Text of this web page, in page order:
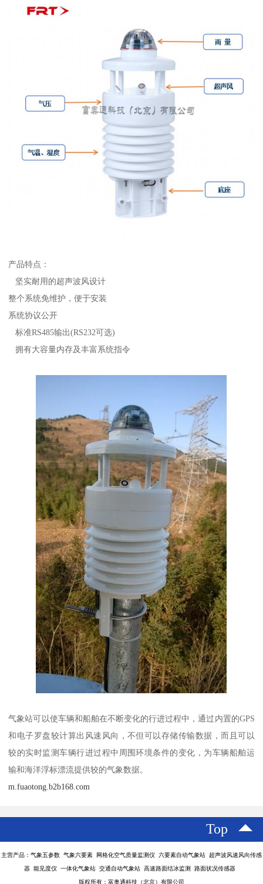
产品特点：
坚实耐用的超声波风设计
整个系统免维护，便于安装
系统协议公开
标准RS485输出(RS232可选)
拥有大容量内存及丰富系统指令
气象站可以使车辆和船舶在不断变化的行进过程中，通过内置的GPS
和电子罗盘较计算出风速风向，不但可以存储传输数据，而且可以
较的实时监测车辆行进过程中周围环境条件的变化，为车辆船舶运
输和海洋浮标漂流提供较的气象数据。
m.fuaotong.b2b168.com
Top
主营产品：气象五参数 气象六要素 网格化空气质量监测仪 六要素自动气象站 超声波风速风向传感
器 能见度仪 一体化气象站 交通自动气象站 高速路面结冰监测 路面状况传感器
版权所有：富奥通科技（北京）有限公司